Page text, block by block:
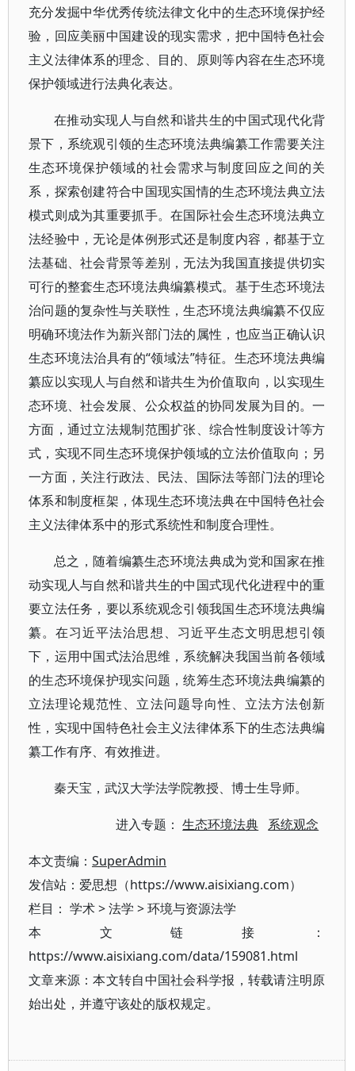
充分发掘中华优秀传统法律文化中的生态环境保护经
验，回应美丽中国建设的现实需求，把中国特色社会
主义法律体系的理念、目的、原则等内容在生态环境
保护领域进行法典化表达。
在推动实现人与自然和谐共生的中国式现代化背
景下，系统观引领的生态环境法典编纂工作需要关注
生态环境保护领域的社会需求与制度回应之间的关
系，探索创建符合中国现实国情的生态环境法典立法
模式则成为其重要抓手。在国际社会生态环境法典立
法经验中，无论是体例形式还是制度内容，都基于立
法基础、社会背景等差别，无法为我国直接提供切实
可行的整套生态环境法典编纂模式。基于生态环境法
治问题的复杂性与关联性，生态环境法典编纂不仅应
明确环境法作为新兴部门法的属性，也应当正确认识
生态环境法治具有的“领域法”特征。生态环境法典编
纂应以实现人与自然和谐共生为价值取向，以实现生
态环境、社会发展、公众权益的协同发展为目的。一
方面，通过立法规制范围扩张、综合性制度设计等方
式，实现不同生态环境保护领域的立法价值取向；另
一方面，关注行政法、民法、国际法等部门法的理论
体系和制度框架，体现生态环境法典在中国特色社会
主义法律体系中的形式系统性和制度合理性。
总之，随着编纂生态环境法典成为党和国家在推
动实现人与自然和谐共生的中国式现代化进程中的重
要立法任务，要以系统观念引领我国生态环境法典编
纂。在习近平法治思想、习近平生态文明思想引领
下，运用中国式法治思维，系统解决我国当前各领域
的生态环境保护现实问题，统筹生态环境法典编纂的
立法理论规范性、立法问题导向性、立法方法创新
性，实现中国特色社会主义法律体系下的生态法典编
纂工作有序、有效推进。
秦天宝，武汉大学法学院教授、博士生导师。
进入专题：生态环境法典 系统观念
本文责编： SuperAdmin
发信站：爱思想（https://www.aisixiang.com）
栏目： 学术>法学 >环境与资源法学
本文链接：
https://www.aisixiang.com/data/159081.html
文章来源：本文转自中国社会科学报，转载请注明原
始出处，并遵守该处的版权规定。